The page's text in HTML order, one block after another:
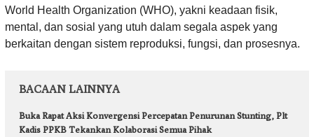
World Health Organization (WHO), yakni keadaan fisik,
mental, dan sosial yang utuh dalam segala aspek yang
berkaitan dengan sistem reproduksi, fungsi, dan prosesnya.
BACAAN LAINNYA
Buka Rapat Aksi Konvergensi Percepatan Penurunan Stunting, Plt
Kadis PPKB Tekankan Kolaborasi Semua Pihak